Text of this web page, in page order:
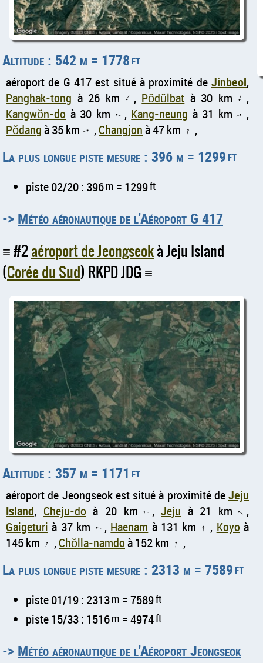
Altitude : 542 m = 1778ft
aéroport de G 417 est situé à proximité de Jinbeol,
Panghak-tong à 26 km ↑ , Pŏdŭlbat à 30 km ↑ ,
Kangwŏn-do à 30 km ↑ , Kang-neung à 31 km ↑ ,
Pŏdangà 35 km ↑ ,Changjonà 47 km ↑ ,
La plus longue piste mesure : 396 m = 1299ft
piste 02/20 : 396m = 1299ft
-> Météo aéronautique de l'Aéroport G 417
#2aéroport de Jeongseokà Jeju Island
(Corée du Sud) RKPD JDG
Altitude : 357 m = 1171 ft
aéroport de Jeongseok est situé à proximité deJeju
Island, Cheju-do à 20 km ↑ ,Jeju à 21 km ↑ ,
Gaigeturi à 37 km ↑ , Haenam à 131 km ↑ , Koyo à
145 km ↑ ,Chŏlla-namdoà 152 km ↑ ,
La plus longue piste mesure : 2313 m = 7589ft
piste 01/19 : 2313m = 7589ft
piste 15/33 : 1516m = 4974ft
-> Météo aéronautique de l'Aéroport Jeongseok